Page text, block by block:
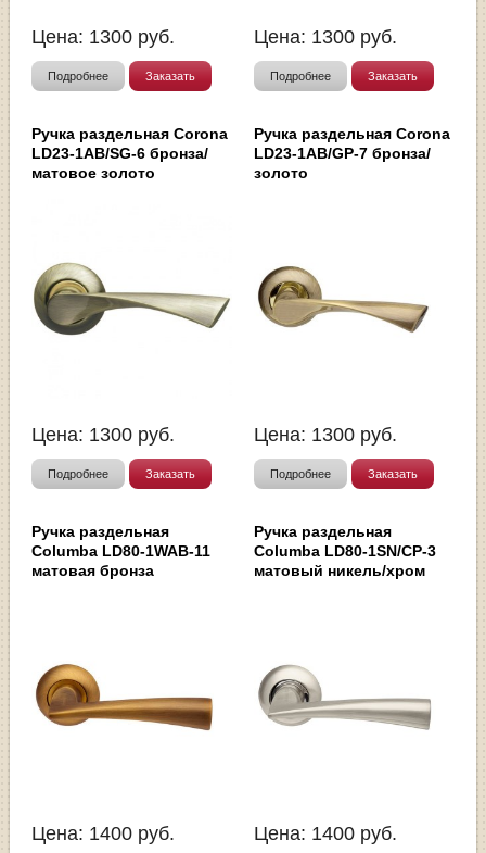
Цена: 1300 руб.
Подробнее Заказать
Цена: 1300 руб.
Подробнее Заказать
Ручка раздельная Corona
LD23-1AB/SG-6 бронза/
матовое золото
Цена: 1300 руб.
Подробнее Заказать
Ручка раздельная Corona
LD23-1AB/GP-7 бронза/
золото
Цена: 1300 руб.
Подробнее Заказать
Ручка раздельная
Columba LD80-1WAB-11
матовая бронза
Цена: 1400 руб.
Ручка раздельная
Columba LD80-1SN/CP-3
матовый никель/хром
Цена: 1400 руб.